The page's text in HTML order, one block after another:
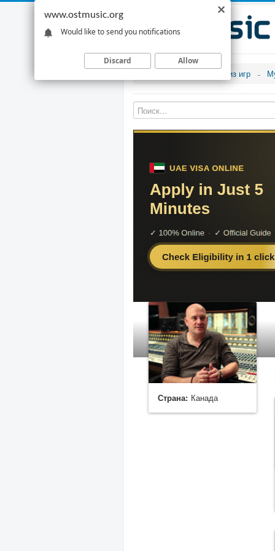
Музыка из игр
Страна: Канада
www.ostmusic.org
Would like to send you notifications
Discard Allow